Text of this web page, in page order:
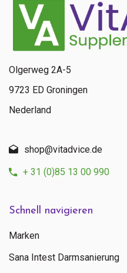
Schnell navigieren
Marken
Sana Intest Darmsanierung
Olgerweg 2A-5
9723 ED Groningen
Nederland
shop@vitadvice.de
+ 31 (0)85 13 00 990